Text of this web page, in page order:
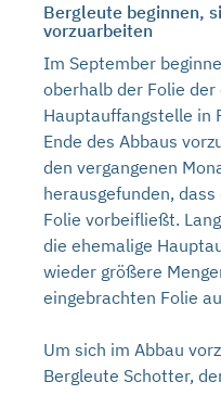
Bergleute beginnen,
vorzuarbeiten
Im September
oberhalb der Folie der
Hauptauffangstelle in
Ende des Abbaus
den vergangenen
herausgefunden,
Folie vorbeifließt.
die ehemalige
wieder größere
eingebrachten Folie
Um sich im Abbau
Bergleute Schotter,